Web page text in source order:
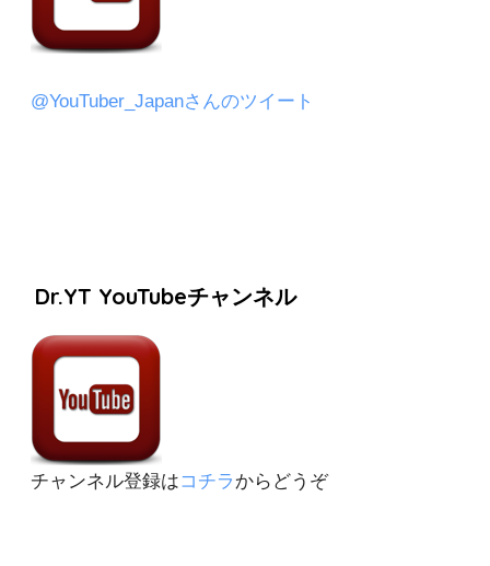
@YouTuber_Japanさんのツイート
Dr.YT YouTubeチャンネル
チャンネル登録はコチラ からどうぞ